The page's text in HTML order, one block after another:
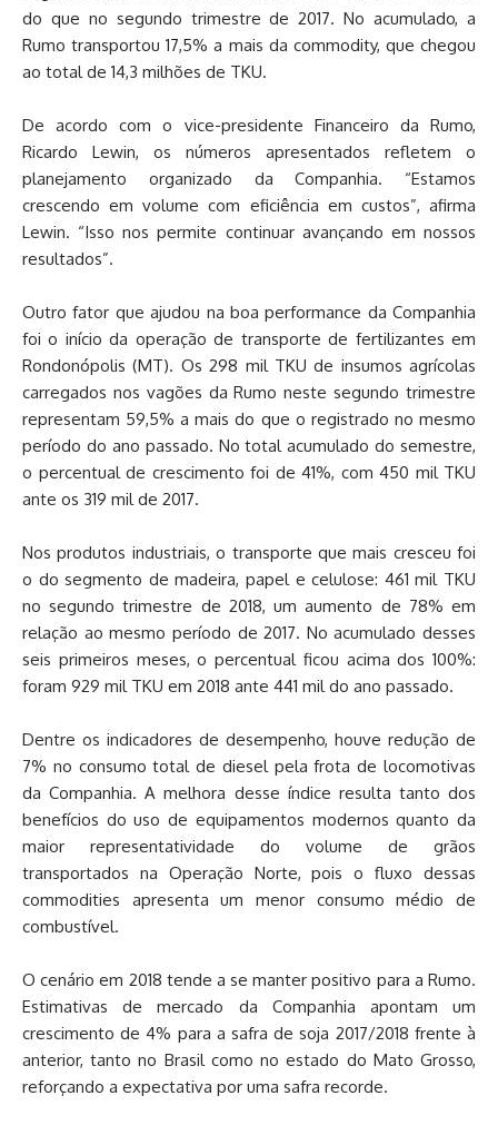
do que no segundo trimestre de 2017. No acumulado, a
Rumo transportou 17,5% a mais da commodity, que chegou
ao total de 14,3 milhões de TKU.
De acordo com o vice-presidente Financeiro da Rumo,
Ricardo Lewin, os números apresentados refletem o
planejamento organizado da Companhia. “Estamos
crescendo em volume com eficiência em custos”, afirma
Lewin. “Isso nos permite continuar avançando em nossos
resultados”.
Outro fator que ajudou na boa performance da Companhia
foi o início da operação de transporte de fertilizantes em
Rondonópolis (MT). Os 298 mil TKU de insumos agrícolas
carregados nos vagões da Rumo neste segundo trimestre
representam 59,5% a mais do que o registrado no mesmo
período do ano passado. No total acumulado do semestre,
o percentual de crescimento foi de 41%, com 450 mil TKU
ante os 319 mil de 2017.
Nos produtos industriais, o transporte que mais cresceu foi
o do segmento de madeira, papel e celulose: 461 mil TKU
no segundo trimestre de 2018, um aumento de 78% em
relação ao mesmo período de 2017. No acumulado desses
seis primeiros meses, o percentual ficou acima dos 100%:
foram 929 mil TKU em 2018 ante 441 mil do ano passado.
Dentre os indicadores de desempenho, houve redução de
7% no consumo total de diesel pela frota de locomotivas
da Companhia. A melhora desse índice resulta tanto dos
benefícios do uso de equipamentos modernos quanto da
maior representatividade do volume de grãos
transportados na Operação Norte, pois o fluxo dessas
commodities apresenta um menor consumo médio de
combustível.
O cenário em 2018 tende a se manter positivo para a Rumo.
Estimativas de mercado da Companhia apontam um
crescimento de 4% para a safra de soja 2017/2018 frente à
anterior, tanto no Brasil como no estado do Mato Grosso,
reforçando a expectativa por uma safra recorde.